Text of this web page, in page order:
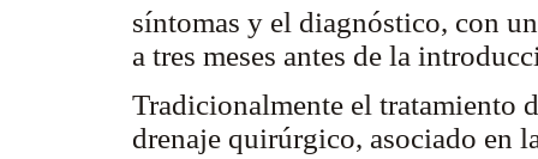
síntomas y el diagnóstico, con
a tres meses antes de la
Tradicionalmente el tratamiento
drenaje quirúrgico, asociado en